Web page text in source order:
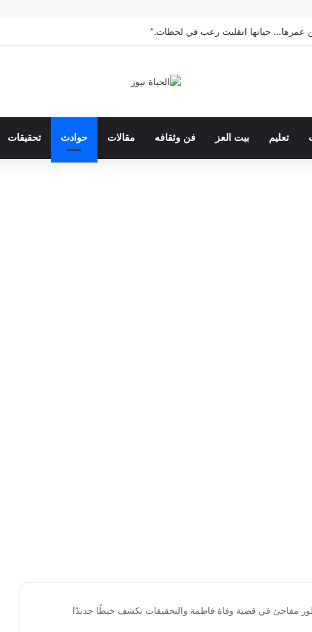
تعليم بيت العز فن وثقافه مقالات حوادث تحقيقات
مفاجئ في قضية وفاة فاطمة والتحقيقات تكشف خيطًا جديدًا